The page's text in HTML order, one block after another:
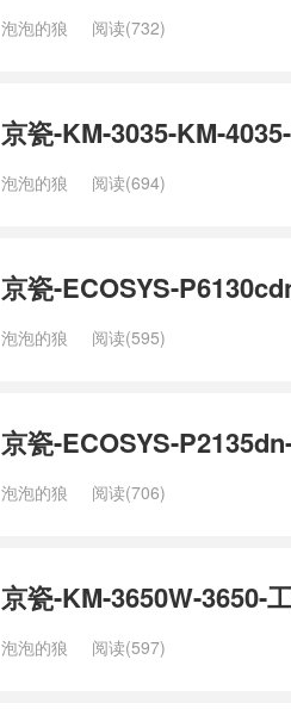
泡泡的狼 阅读(732)
京瓷-KM-3035-KM-
泡泡的狼 阅读(694)
京瓷-ECOSYS-
泡泡的狼 阅读(595)
京瓷-ECOSYS-
泡泡的狼 阅读(706)
京瓷-KM-3650W-3650-
泡泡的狼 阅读(597)